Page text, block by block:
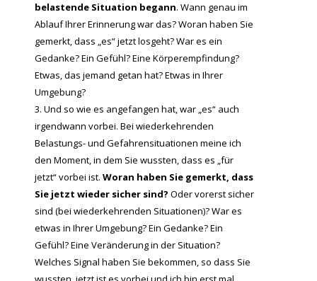
belastende Situation begann. Wann genau im
Ablauf Ihrer Erinnerung war das? Woran haben Sie
gemerkt, dass „es“ jetzt losgeht? War es ein
Gedanke? Ein Gefühl? Eine Körperempfindung?
Etwas, das jemand getan hat? Etwas in Ihrer
Umgebung?
Und so wie es angefangen hat, war „es“ auch
irgendwann vorbei. Bei wiederkehrenden
Belastungs- und Gefahrensituationen meine ich
den Moment, in dem Sie wussten, dass es „für
jetzt“ vorbei ist. Woran haben Sie gemerkt, dass
Sie jetzt wieder sicher sind? Oder vorerst sicher
sind (bei wiederkehrenden Situationen)? War es
etwas in Ihrer Umgebung? Ein Gedanke? Ein
Gefühl? Eine Veränderung in der Situation?
Welches Signal haben Sie bekommen, so dass Sie